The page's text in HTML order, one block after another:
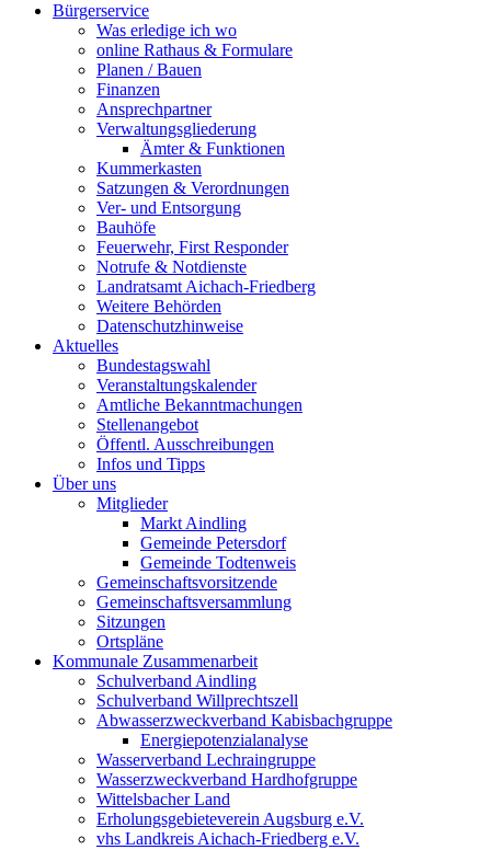
Bürgerservice
Was erledige ich wo
online Rathaus & Formulare
Planen / Bauen
Finanzen
Ansprechpartner
Verwaltungsgliederung
Ämter & Funktionen
Kummerkasten
Satzungen & Verordnungen
Ver- und Entsorgung
Bauhöfe
Feuerwehr, First Responder
Notrufe & Notdienste
Landratsamt Aichach-Friedberg
Weitere Behörden
Datenschutzhinweise
Aktuelles
Bundestagswahl
Veranstaltungskalender
Amtliche Bekanntmachungen
Stellenangebot
Öffentl. Ausschreibungen
Infos und Tipps
Über uns
Mitglieder
Markt Aindling
Gemeinde Petersdorf
Gemeinde Todtenweis
Gemeinschaftsvorsitzende
Gemeinschaftsversammlung
Sitzungen
Ortspläne
Kommunale Zusammenarbeit
Schulverband Aindling
Schulverband Willprechtszell
Abwasserzweckverband Kabisbachgruppe
Energiepotenzialanalyse
Wasserverband Lechraingruppe
Wasserzweckverband Hardhofgruppe
Wittelsbacher Land
Erholungsgebieteverein Augsburg e.V.
vhs Landkreis Aichach-Friedberg e.V.